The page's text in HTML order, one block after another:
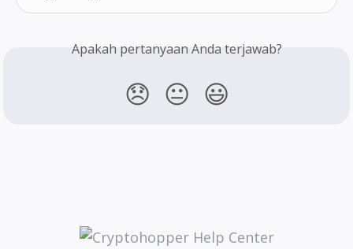
Apakah pertanyaan Anda terjawab?
😞 😐 😃